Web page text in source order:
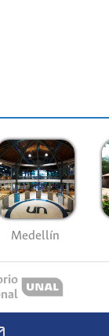
Medellín